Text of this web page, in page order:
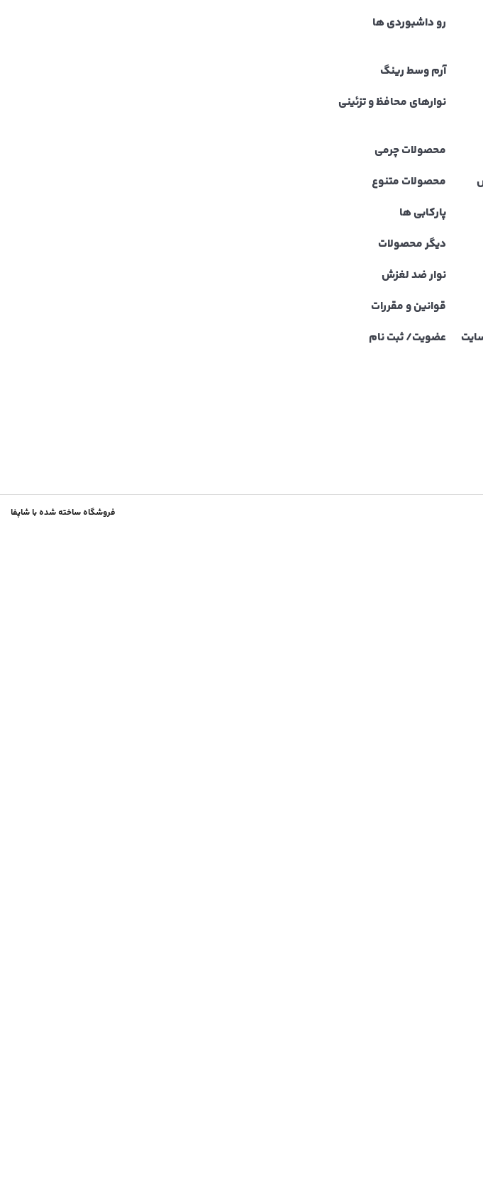
رو داشبوردی ها
آرم وسط رینگ
نوارهای محافظ و تزئینی
محصولات چرمی
محصولات متنوع
پارکابی ها
دیگر محصولات
نوار ضد لغزش
قوانین و مقررات
عضویت/ ثبت نام
فروشگاه ساخته شده با شاپفا